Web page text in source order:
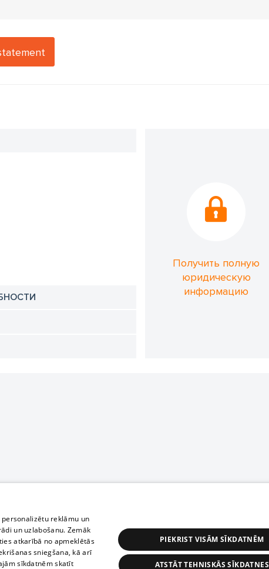
Получить полную
юридическую
информацию
reklāmu un
un uzlabošanu. Zemāk
atkarībā no apmeklētās
sniegšana, kā arī
sīkdatnēm skatīt
PIEKRIST VISĀM SĪKDATNĒM
ATSTĀT TEHNISKĀS SĪKDATNES